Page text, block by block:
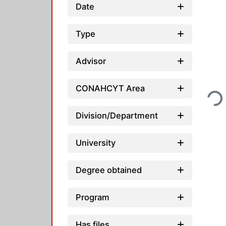
Date
Type
Advisor
CONAHCYT Area
Division/Department
University
Degree obtained
Program